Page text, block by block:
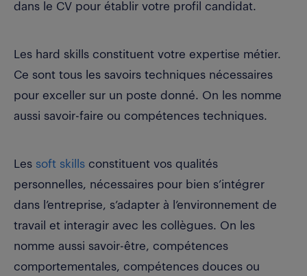
dans le CV pour établir votre profil candidat.
Les hard skills constituent votre expertise métier.
Ce sont tous les savoirs techniques nécessaires
pour exceller sur un poste donné. On les nomme
aussi savoir-faire ou compétences techniques.
Les soft skills constituent vos qualités
personnelles, nécessaires pour bien s’intégrer
dans l’entreprise, s’adapter à l’environnement de
travail et interagir avec les collègues. On les
nomme aussi savoir-être, compétences
comportementales, compétences douces ou